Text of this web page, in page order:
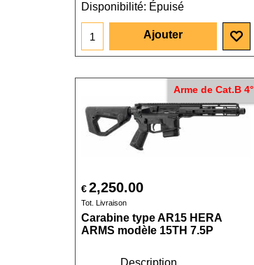
Disponibilité: Épuisé
Ajouter
Arme de Cat.B 4°
€2,250.00
Tot. Livraison
Carabine type AR15 HERA
ARMS modèle 15TH 7.5P
Description